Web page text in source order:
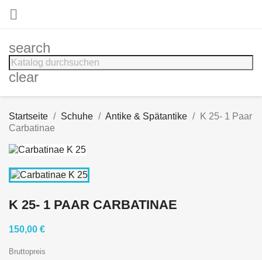

search
clear
Startseite Schuhe Antike & Spätantike
K 25- 1 Paar
Carbatinae
K 25- 1 PAAR CARBATINAE
150,00 €
Bruttopreis